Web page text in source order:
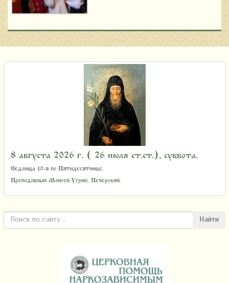
8 августа 2026 г. ( 26 июля ст.ст.), суббота.
Седмица 10-я по Пятидесятнице.
Преподобный Моисей Угрин, Печерский.
Найти